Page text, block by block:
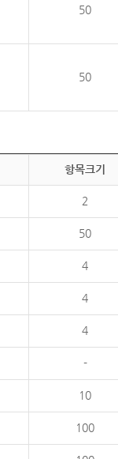
50
50
항목크기
2
50
4
4
4
-
10
100